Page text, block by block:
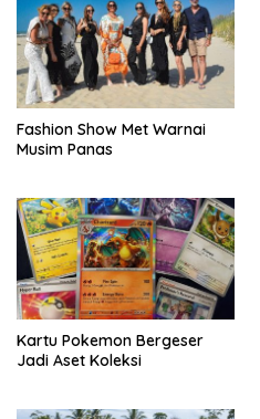
Fashion Show Met Warnai
Musim Panas
Kartu Pokemon Bergeser
Jadi Aset Koleksi